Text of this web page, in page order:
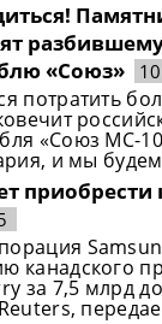
«Союз»
потратить
«Союз МС-
и мы
канадского
за 7,5 млрд